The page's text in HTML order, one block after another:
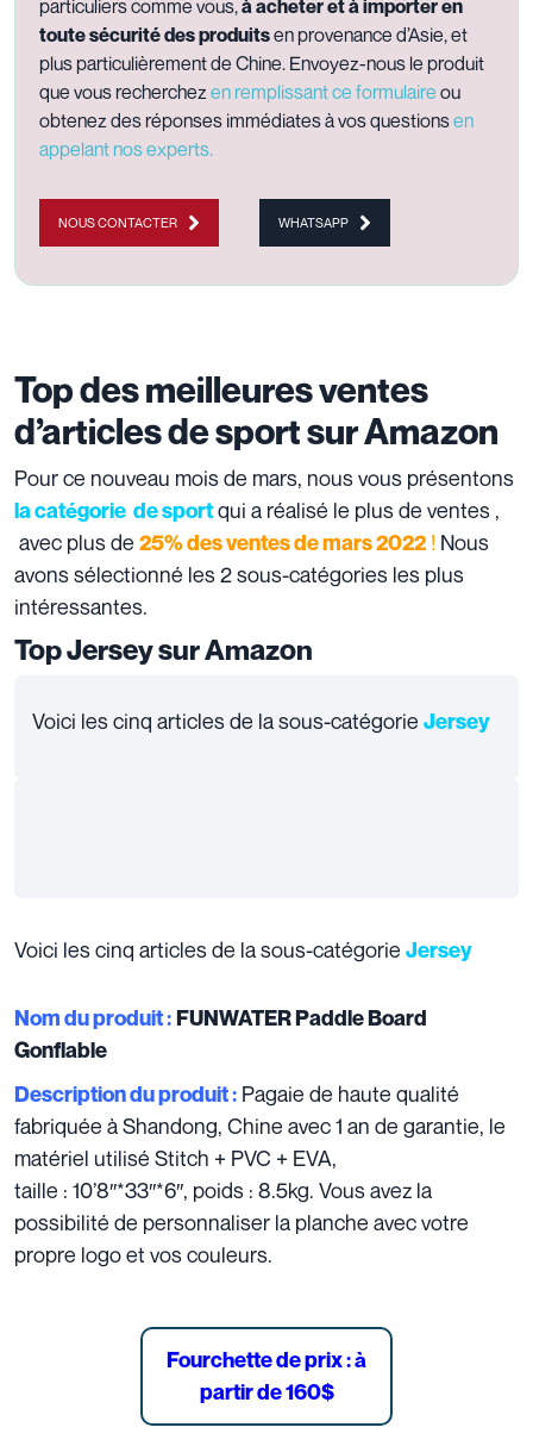
particuliers comme vous,à acheter et à importer en
toute sécurité des produitsen provenance d’Asie, et
plus particulièrement de Chine. Envoyez-nous le produit
que vous recherchez en remplissant ce formulaire ou
obtenez des réponses immédiates à vos questionsen
appelant nos experts.
NOUS CONTACTER WHATSAPP
Top des meilleures ventes
d’articles de sport sur Amazon
Pour ce nouveau mois de mars, nous vous présentons
la catégorie de sportqui a réalisé le plus de ventes ,
avec plus de 25% des ventes de mars 2022 ! Nous
avons sélectionné les 2 sous-catégories les plus
intéressantes.
Top Jersey sur Amazon
Voici les cinq articles de la sous-catégorie Jersey
Voici les cinq articles de la sous-catégorie Jersey
Nom du produit :FUNWATER Paddle Board
Gonflable
Description du produit : Pagaie de haute qualité
fabriquée à Shandong, Chine avec 1 an de garantie, le
matériel utilisé Stitch + PVC + EVA,
taille : 10’8″*33″*6″, poids : 8.5kg. Vous avez la
possibilité de personnaliser la planche avec votre
propre logo et vos couleurs.
Fourchette de prix : à
partir de 160$